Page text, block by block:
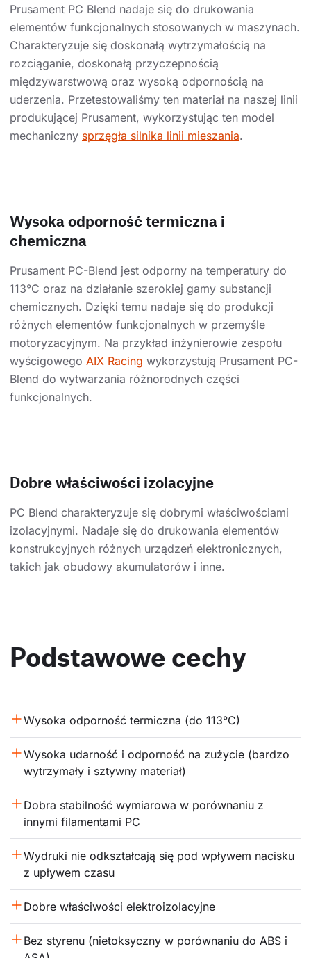
Prusament PC Blend nadaje się do drukowania
elementów funkcjonalnych stosowanych w maszynach.
Charakteryzuje się doskonałą wytrzymałością na
rozciąganie, doskonałą przyczepnością
międzywarstwową oraz wysoką odpornością na
uderzenia. Przetestowaliśmy ten materiał na naszej linii
produkującej Prusament, wykorzystując ten model
mechaniczny sprzęgła silnika linii mieszania.
Wysoka odporność termiczna i
chemiczna
Prusament PC-Blend jest odporny na temperatury do
113°C oraz na działanie szerokiej gamy substancji
chemicznych. Dzięki temu nadaje się do produkcji
różnych elementów funkcjonalnych w przemyśle
motoryzacyjnym. Na przykład inżynierowie zespołu
wyścigowego AIX Racing wykorzystują Prusament PC-
Blend do wytwarzania różnorodnych części
funkcjonalnych.
Dobre właściwości izolacyjne
PC Blend charakteryzuje się dobrymi właściwościami
izolacyjnymi. Nadaje się do drukowania elementów
konstrukcyjnych różnych urządzeń elektronicznych,
takich jak obudowy akumulatorów i inne.
Podstawowe cechy
Wysoka odporność termiczna (do 113°C)
Wysoka udarność i odporność na zużycie (bardzo
wytrzymały i sztywny materiał)
Dobra stabilność wymiarowa w porównaniu z
innymi filamentami PC
Wydruki nie odkształcają się pod wpływem nacisku
z upływem czasu
Dobre właściwości elektroizolacyjne
Bez styrenu (nietoksyczny w porównaniu do ABS i